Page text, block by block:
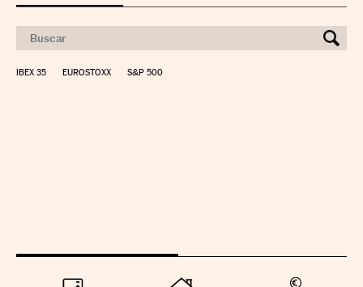
IBEX 35 EUROSTOXX S&P 500